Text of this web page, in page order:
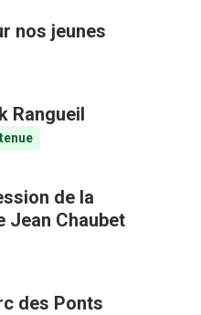
nos jeunes
Rangueil
de la
Jean Chaubet
des Ponts